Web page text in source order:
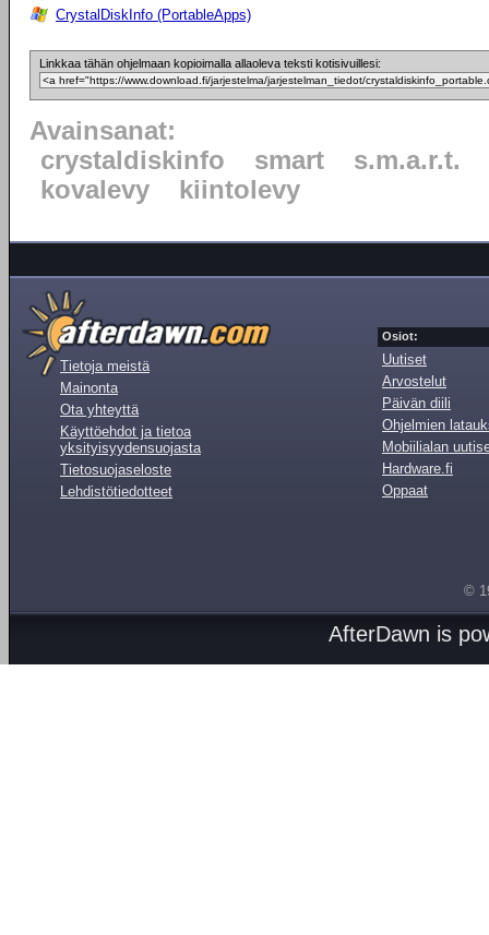
CrystalDiskInfo (PortableApps)
Linkkaa tähän ohjelmaan kopioimalla allaoleva teksti kotisivuillesi:
Avainsanat:
crystaldiskinfo
smart
s.m.a.r.t.
kovalevy
kiintolevy
Tietoja meistä
Mainonta
Ota yhteyttä
Käyttöehdot ja tietoa
yksityisyydensuojasta
Tietosuojaseloste
Lehdistötiedotteet
Osiot:
Uutiset
Arvostelut
Päivän diili
Ohjelmien
Mobiilialan
Hardware.fi
Oppaat
©
AfterDawn is